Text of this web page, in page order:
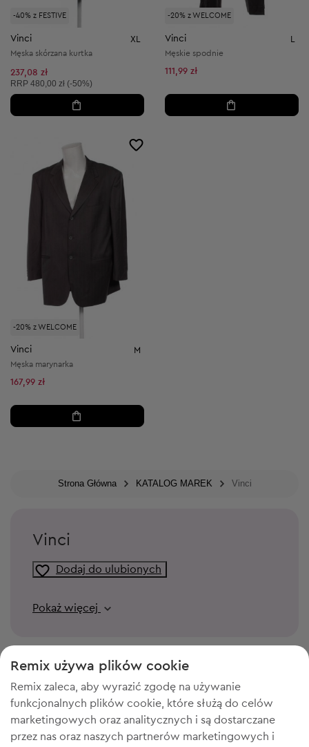
-40% z FESTIVE
Vinci XL
Męska skórzana kurtka
237,08 zł
Cena sugerowana:
RRP 480,00 zł (-50%)
-20% z WELCOME
Vinci
Męskie spodnie
111,99 zł
-20% z WELCOME
Vinci M
Męska marynarka
167,99 zł
Strona Główna KATALOG MAREK Vinci
Vinci
Dodaj do ulubionych
Pokaż więcej
Remix używa plików cookie
Remix zaleca, aby wyrazić zgodę na używanie
funkcjonalnych plików cookie, które służą do celów
marketingowych oraz analitycznych i są dostarczane
przez nas oraz naszych partnerów marketingowych i